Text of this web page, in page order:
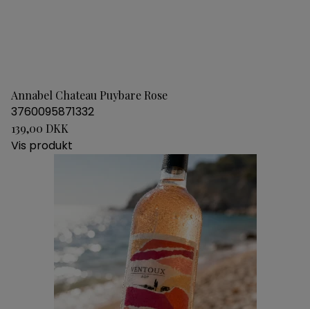
Annabel Chateau Puybare Rose
3760095871332
139,00 DKK
Vis produkt